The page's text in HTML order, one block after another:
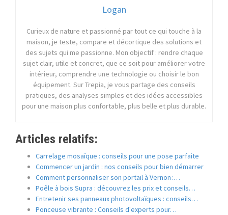
Logan
Curieux de nature et passionné par tout ce qui touche à la
maison, je teste, compare et décortique des solutions et
des sujets qui me passionne. Mon objectif : rendre chaque
sujet clair, utile et concret, que ce soit pour améliorer votre
intérieur, comprendre une technologie ou choisir le bon
équipement. Sur Trepia, je vous partage des conseils
pratiques, des analyses simples et des idées accessibles
pour une maison plus confortable, plus belle et plus durable.
Articles relatifs:
Carrelage mosaïque : conseils pour une pose parfaite
Commencer un jardin : nos conseils pour bien démarrer
Comment personnaliser son portail à Vernon :…
Poêle à bois Supra : découvrez les prix et conseils…
Entretenir ses panneaux photovoltaïques : conseils…
Ponceuse vibrante : Conseils d'experts pour…